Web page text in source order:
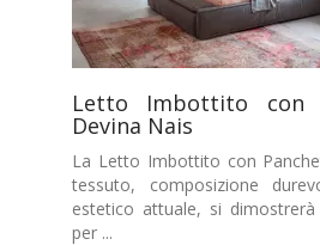
Letto Imbottito con
Devina Nais
La Letto Imbottito con
tessuto, composizione
estetico attuale, si
per ...